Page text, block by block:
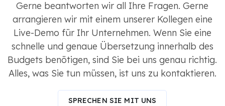
Gerne beantworten wir all Ihre Fragen. Gerne
arrangieren wir mit einem unserer Kollegen eine
Live-Demo für Ihr Unternehmen. Wenn Sie eine
schnelle und genaue Übersetzung innerhalb des
Budgets benötigen, sind Sie bei uns genau richtig.
Alles, was Sie tun müssen, ist uns zu kontaktieren.
SPRECHEN SIE MIT UNS